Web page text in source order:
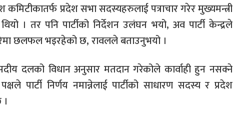
कमिटीकातर्फ प्रदेश सभा सदस्यहरुलाई पत्राचार गरेर मुख्यमन्त्री
। तर पनि पार्टीको निर्देशन उलंघन भयो, अव पार्टी केन्द्रले
छलफल भइरहेको छ, रावलले बताउनुभयो ।
दलको विधान अनुसार मतदान गरेकोले कार्वाही हुन नसक्ने
पार्टी निर्णय नमान्नेलाई पार्टीको साधारण सदस्य र प्रदेश